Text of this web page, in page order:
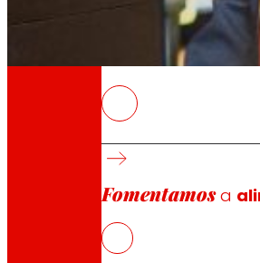
Compromisos
Fomentamosa
O novo marco impulsa a
A gobernanza